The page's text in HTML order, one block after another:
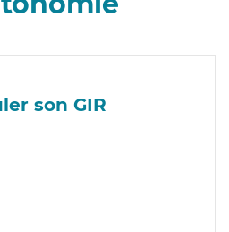
son GIR